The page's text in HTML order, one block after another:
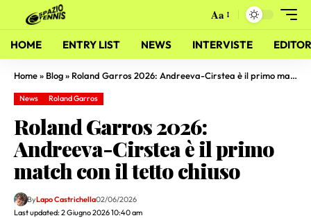
Aa
HOME ENTRY LIST NEWS INTERVISTE
Home» Blog» Roland Garros 2026: Andreeva-Cirstea è il primo match con il tetto chiuso
News Roland Garros
Roland Garros 2026:
Andreeva-Cirstea è il primo
match con il tetto chiuso
Last updated: 2 Giugno 2026 10:40 am
ByLapo Castrichella02/06/2026